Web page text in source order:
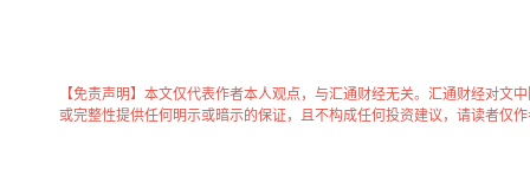
【免责声明】本文仅代表作者本人观点，与汇通财经无关。汇通财经对文
或完整性提供任何明示或暗示的保证，且不构成任何投资建议，请读者仅